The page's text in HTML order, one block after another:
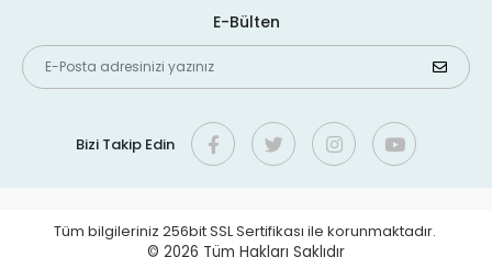
E-Bülten
Bizi Takip Edin
Tüm bilgileriniz 256bit SSL Sertifikası ile korunmaktadır.
© 2026 Tüm Hakları Saklıdır